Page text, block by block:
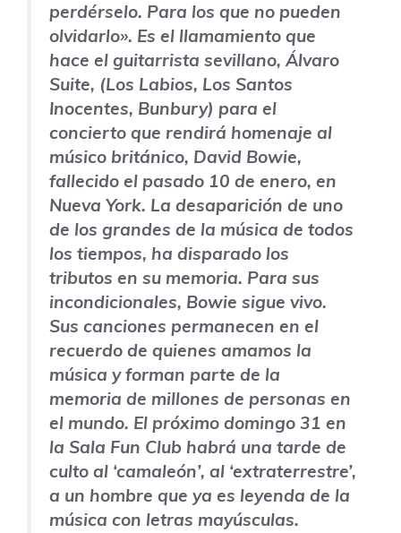
perdérselo. Para los que no pueden
olvidarlo». Es el llamamiento que
hace el guitarrista sevillano, Álvaro
Suite, (Los Labios, Los Santos
Inocentes, Bunbury) para el
concierto que rendirá homenaje al
músico británico, David Bowie,
fallecido el pasado 10 de enero, en
Nueva York. La desaparición de uno
de los grandes de la música de todos
los tiempos, ha disparado los
tributos en su memoria. Para sus
incondicionales, Bowie sigue vivo.
Sus canciones permanecen en el
recuerdo de quienes amamos la
música y forman parte de la
memoria de millones de personas en
el mundo. El próximo domingo 31 en
la Sala Fun Club habrá una tarde de
culto al ‘camaleón’, al ‘extraterrestre’,
a un hombre que ya es leyenda de la
música con letras mayúsculas.